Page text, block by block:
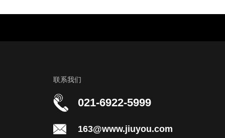
联系我们
021-6922-5999
163@www.jiuyou.com